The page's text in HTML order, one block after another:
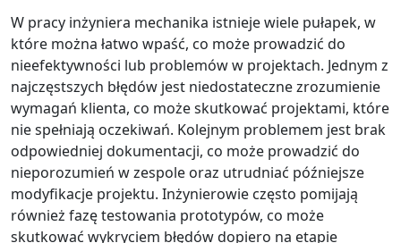
W pracy inżyniera mechanika istnieje wiele pułapek, w
które można łatwo wpaść, co może prowadzić do
nieefektywności lub problemów w projektach. Jednym z
najczęstszych błędów jest niedostateczne zrozumienie
wymagań klienta, co może skutkować projektami, które
nie spełniają oczekiwań. Kolejnym problemem jest brak
odpowiedniej dokumentacji, co może prowadzić do
nieporozumień w zespole oraz utrudniać późniejsze
modyfikacje projektu. Inżynierowie często pomijają
również fazę testowania prototypów, co może
skutkować wykryciem błędów dopiero na etapie